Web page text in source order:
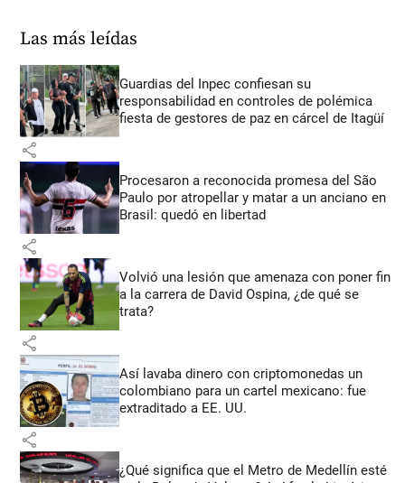
Las más leídas
Guardias del Inpec confiesan su
responsabilidad en controles de polémica
fiesta de gestores de paz en cárcel de Itagüí
share
Procesaron a reconocida promesa del São
Paulo por atropellar y matar a un anciano en
Brasil: quedó en libertad
share
Volvió una lesión que amenaza con poner fin
a la carrera de David Ospina, ¿de qué se
trata?
share
Así lavaba dinero con criptomonedas un
colombiano para un cartel mexicano: fue
extraditado a EE. UU.
share
¿Qué significa que el Metro de Medellín esté